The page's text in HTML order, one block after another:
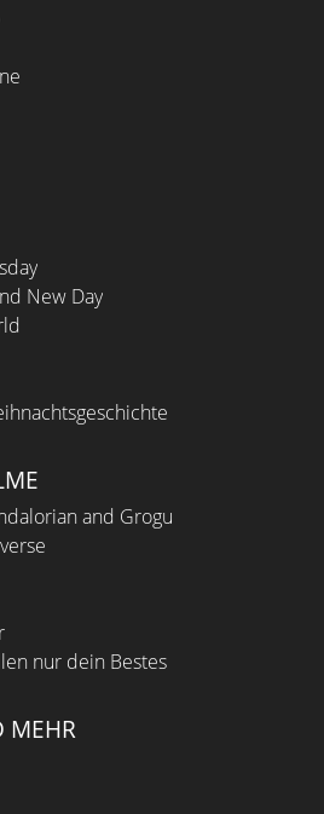
New Day
and Grogu
nur dein Bestes
MEHR